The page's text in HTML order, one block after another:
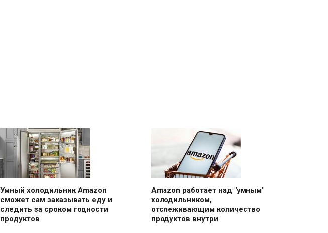
Умный холодильник Amazon
сможет сам заказывать еду и
следить за сроком годности
продуктов
Amazon работает над "умным"
холодильником,
отслеживающим количество
продуктов внутри